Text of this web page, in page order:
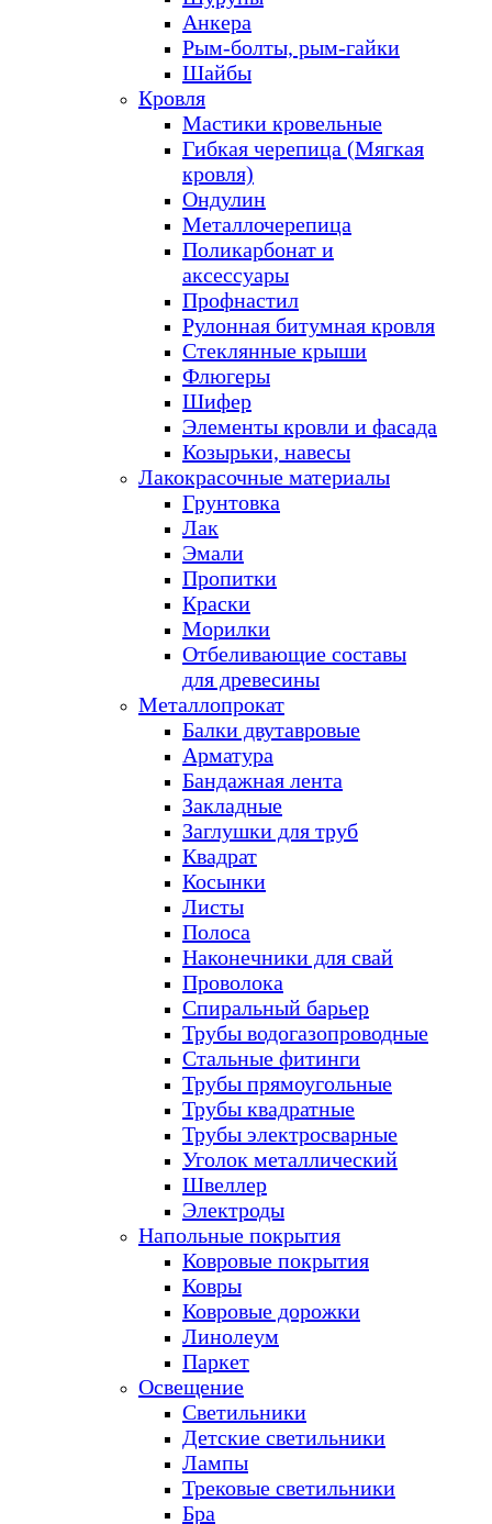
Анкера
Рым-болты, рым-гайки
Шайбы
Кровля
Мастики кровельные
Гибкая черепица (Мягкая
кровля)
Ондулин
Металлочерепица
Поликарбонат и
аксессуары
Профнастил
Рулонная битумная кровля
Стеклянные крыши
Флюгеры
Шифер
Элементы кровли и фасада
Козырьки, навесы
Лакокрасочные материалы
Грунтовка
Лак
Эмали
Пропитки
Краски
Морилки
Отбеливающие составы
для древесины
Металлопрокат
Балки двутавровые
Арматура
Бандажная лента
Закладные
Заглушки для труб
Квадрат
Косынки
Листы
Полоса
Наконечники для свай
Проволока
Спиральный барьер
Трубы водогазопроводные
Стальные фитинги
Трубы прямоугольные
Трубы квадратные
Трубы электросварные
Уголок металлический
Швеллер
Электроды
Напольные покрытия
Ковровые покрытия
Ковры
Ковровые дорожки
Линолеум
Паркет
Освещение
Светильники
Детские светильники
Лампы
Трековые светильники
Бра